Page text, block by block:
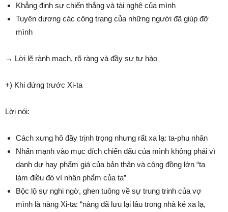
Khẳng định sự chiến thắng và tài nghệ của mình
Tuyên dương các công trạng của những người đã giúp đỡ
mình
→ Lời lẽ rành mạch, rõ ràng và đầy sự tự hào
+) Khi đứng trước Xi-ta
Lời nói:
Cách xưng hô đầy trịnh trọng nhưng rất xa lạ: ta-phu nhân
Nhấn mạnh vào mục đích chiến đấu của mình không phải vì
danh dự hay phẩm giá của bản thân và cộng đồng lớn “ta
làm điều đó vì nhân phẩm của ta”
Bộc lộ sự nghi ngờ, ghen tuông về sự trung trinh của vợ
mình là nàng Xi-ta: “nàng đã lưu lại lâu trong nhà kẻ xa lạ,